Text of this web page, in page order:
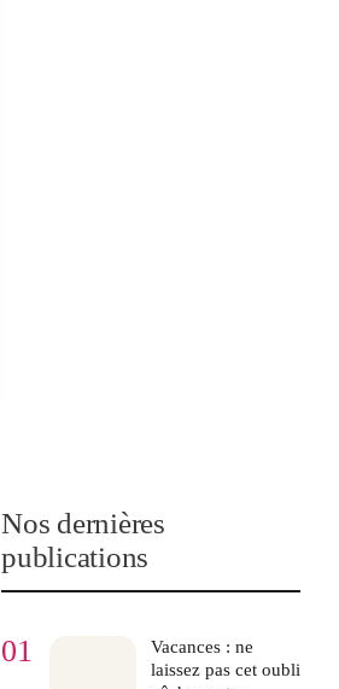
Nos dernières
publications
01
Vacances : ne
laissez pas cet oubli